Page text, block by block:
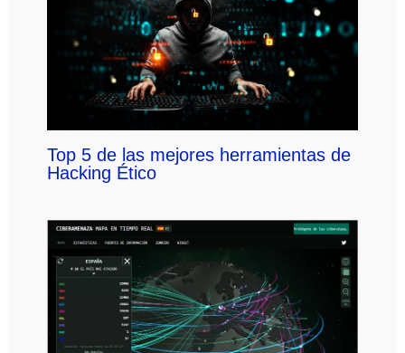
Top 5 de las mejores herramientas de
Hacking Ético